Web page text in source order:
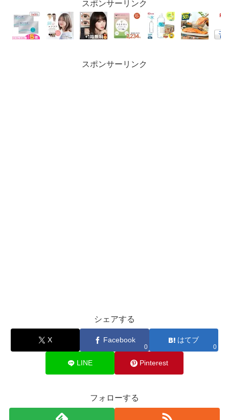
スポンサーリンク
スポンサーリンク
シェアする
X Facebook
0
はてブ
0
LINE Pinterest
フォローする